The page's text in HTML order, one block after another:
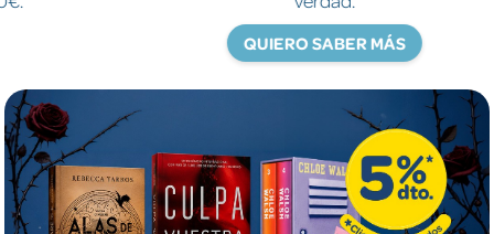
QUIERO SABER MÁS